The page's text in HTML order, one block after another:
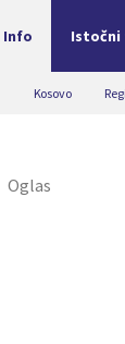
Info
Kosovo